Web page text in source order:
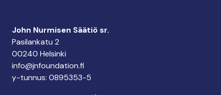
John Nurmisen Säätiö sr.
Pasilankatu 2
00240 Helsinki
info@jnfoundation.fi
y-tunnus: 0895353-5